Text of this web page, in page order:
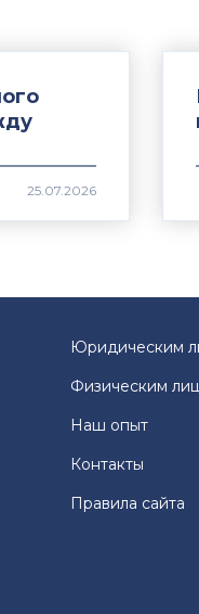
Юридическим
Физическим
Наш опыт
Контакты
Правила сайта